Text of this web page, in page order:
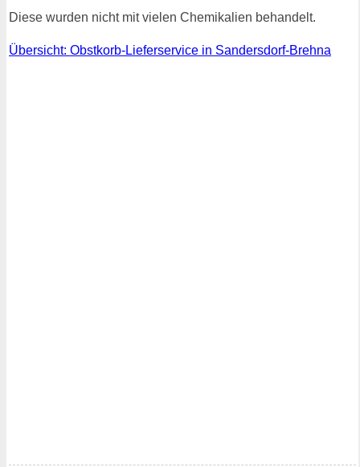
Diese wurden nicht mit vielen Chemikalien behandelt.
Übersicht: Obstkorb-Lieferservice in Sandersdorf-Brehna